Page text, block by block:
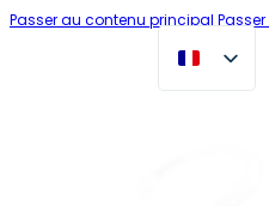
Passer au contenu principal